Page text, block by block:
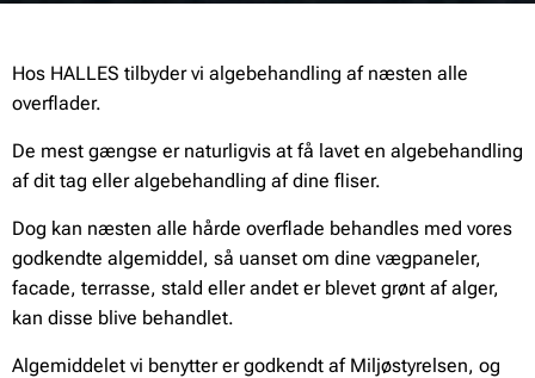
Hos HALLES tilbyder vi algebehandling af næsten alle
overflader.
De mest gængse er naturligvis at få lavet en algebehandling
af dit tag eller algebehandling af dine fliser.
Dog kan næsten alle hårde overflade behandles med vores
godkendte algemiddel, så uanset om dine vægpaneler,
facade, terrasse, stald eller andet er blevet grønt af alger,
kan disse blive behandlet.
Algemiddelet vi benytter er godkendt af Miljøstyrelsen, og